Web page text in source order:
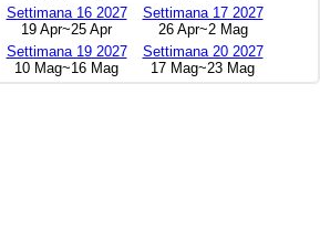
Settimana 16 2027
19 Apr~25 Apr
Settimana 17 2027
26 Apr~2 Mag
Settimana 19 2027
10 Mag~16 Mag
Settimana 20 2027
17 Mag~23 Mag